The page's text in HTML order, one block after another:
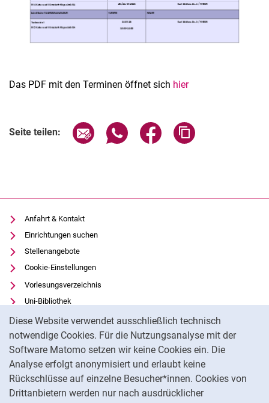
Diese Website verwendet ausschließlich technisch
notwendige Cookies. Für die Nutzungsanalyse mit der
Software Matomo setzen wir keine Cookies ein. Die
Analyse erfolgt anonymisiert und erlaubt keine
Rückschlüsse auf einzelne Besucher*innen. Cookies von
Drittanbietern werden nur nach ausdrücklicher
Das PDF mit den Terminen öffnet sich hier
Seite teilen: Seite über E-Mail teilen
Seite über WhatsApp teilen
Seite über Facebook
Anfahrt & Kontakt
Einrichtungen suchen
Stellenangebote
Cookie-Einstellungen
Vorlesungsverzeichnis
Uni-Bibliothek
Moodle
Panopto
Datenschutz
Barrierefreiheit
Transparenter KI-Einsatz